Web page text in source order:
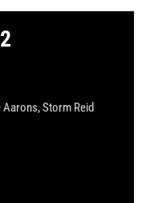
Aarons,Storm Reid